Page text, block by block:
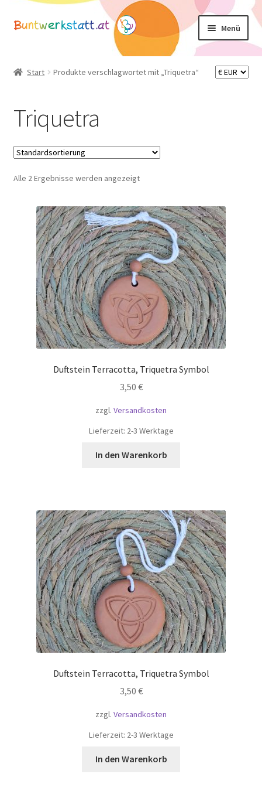
Zur
Zum
Menü
öffnen
Warenkorb
Basteltipps
Start Produkte verschlagwortet mit „Triquetra“
Triquetra
Alle 2 Ergebnisse werden angezeigt
Duftstein Terracotta, Triquetra Symbol
3,50 €
zzgl. Versandkosten
Lieferzeit: 2-3 Werktage
In den Warenkorb
Duftstein Terracotta, Triquetra Symbol
3,50 €
zzgl. Versandkosten
Lieferzeit: 2-3 Werktage
In den Warenkorb